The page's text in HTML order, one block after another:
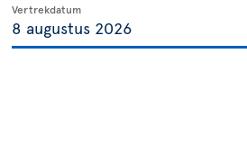
Vertrekdatum